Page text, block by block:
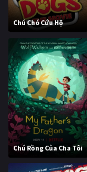
Chú Chó Cứu Hộ
Chú Rồng Của Cha Tôi